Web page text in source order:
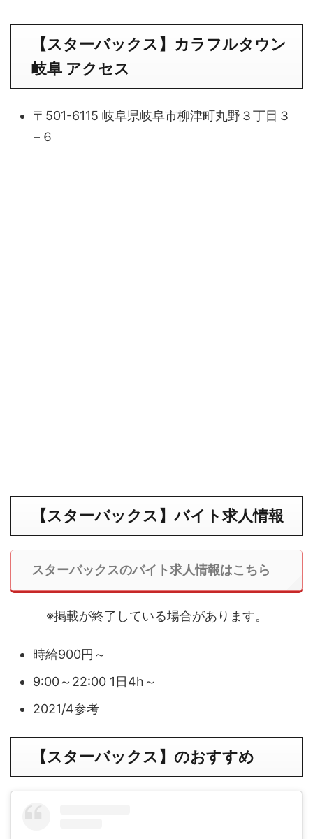
【スターバックス】 カラフルタウン
岐阜アクセス
〒501-6115 岐阜県岐阜市柳津町丸野３丁目３
−６
【スターバックス】バイト求人情報
スターバックスのバイト求人情報はこちら
※掲載が終了している場合があります。
時給900円～
9:00～22:00 1日4h～
2021/4参考
【スターバックス】のおすすめ